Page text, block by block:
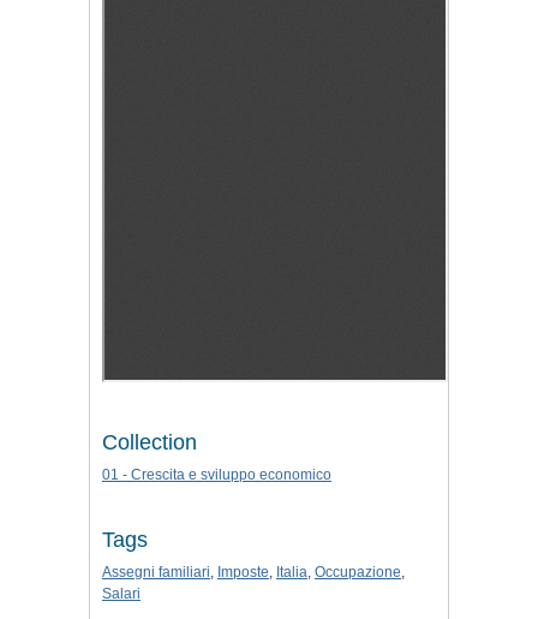
Collection
01 - Crescita e sviluppo economico
Tags
Assegni familiari, Imposte, Italia, Occupazione,
Salari